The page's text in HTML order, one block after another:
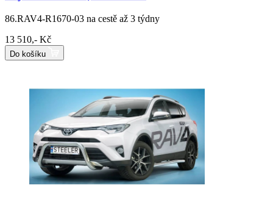
86.RAV4-R1670-03 na cestě až 3 týdny
13 510,- Kč
Do košíku